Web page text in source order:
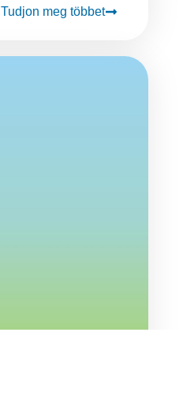
Tudjon meg többet